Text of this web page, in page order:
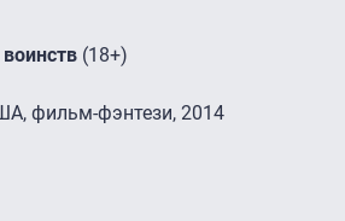
(18+)
фильм-фэнтези, 2014